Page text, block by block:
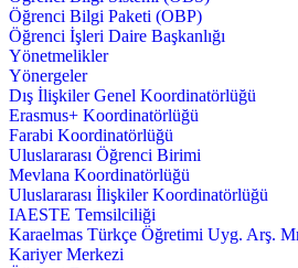
Öğrenci Bilgi Paketi (OBP)
Öğrenci İşleri Daire Başkanlığı
Yönetmelikler
Yönergeler
Dış İlişkiler Genel Koordinatörlüğü
Erasmus+ Koordinatörlüğü
Farabi Koordinatörlüğü
Uluslararası Öğrenci Birimi
Mevlana Koordinatörlüğü
Uluslararası İlişkiler Koordinatörlüğü
IAESTE Temsilciliği
Karaelmas Türkçe Öğretimi Uyg. Arş.
Kariyer Merkezi